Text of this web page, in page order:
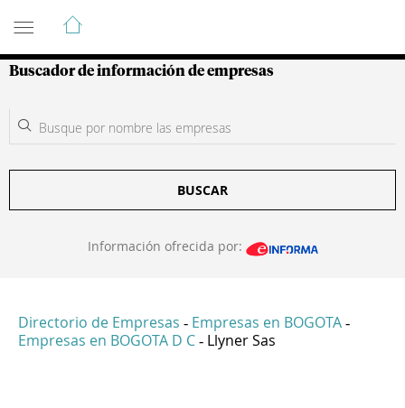
Guía de Empresas Colombianas
Buscador de información de empresas
BUSCAR
Información ofrecida por:
Directorio de Empresas - Empresas en BOGOTA -
Empresas en BOGOTA D C - Llyner Sas